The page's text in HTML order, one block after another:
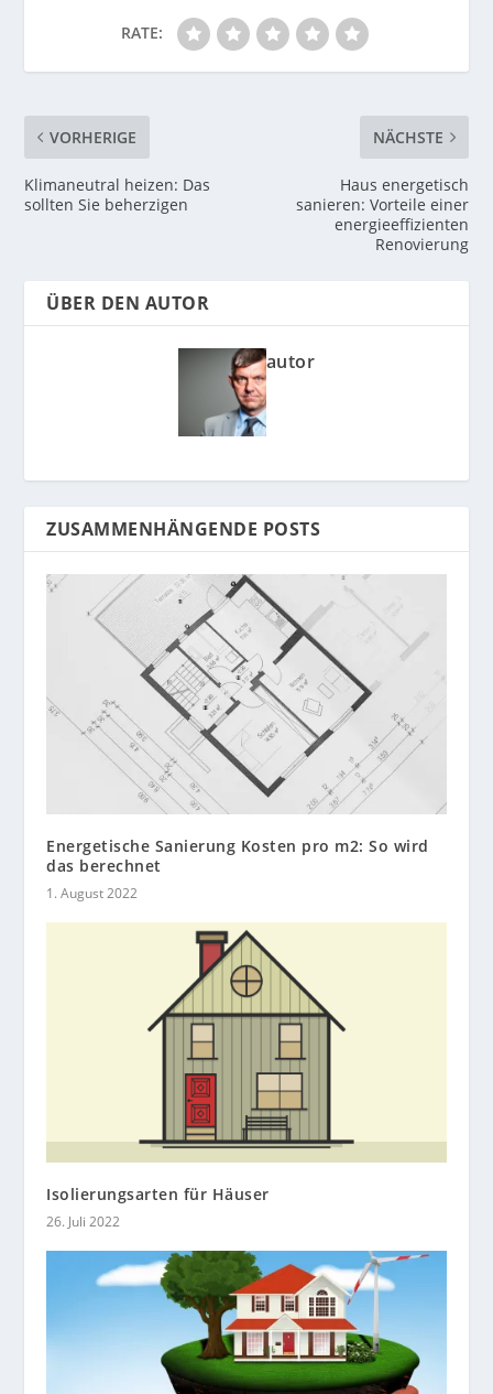
RATE:
VORHERIGE
Klimaneutral heizen: Das
sollten Sie beherzigen
NÄCHSTE
Haus energetisch
sanieren: Vorteile einer
energieeffizienten
Renovierung
ÜBER DEN AUTOR
autor
ZUSAMMENHÄNGENDE POSTS
Energetische Sanierung Kosten pro m2: So wird
das berechnet
1. August 2022
Isolierungsarten für Häuser
26. Juli 2022